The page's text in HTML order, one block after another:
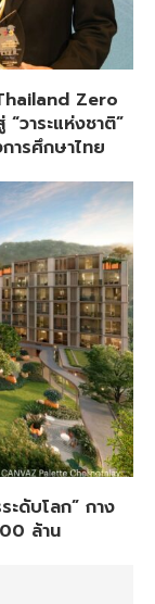
Zero
วาระแห่งชาติ”
ารศึกษาไทย
ะดับโลก” กาง
ล้าน